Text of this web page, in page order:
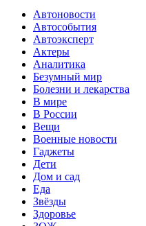
Автоновости
Автособытия
Автоэксперт
Актеры
Аналитика
Безумный мир
Болезни и лекарства
В мире
В России
Вещи
Военные новости
Гаджеты
Дети
Дом и сад
Еда
Звёзды
Здоровье